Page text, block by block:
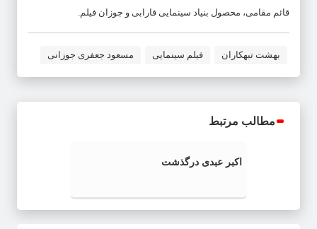
قائم مقامی، محصول بنیاد سینمایی فارابی و جوزان فیلم.
بهشت تبهکاران فیلم سینمایی مسعود جعفری جوزانی
مطالب مرتبط
اکبر عبدی درگذشت